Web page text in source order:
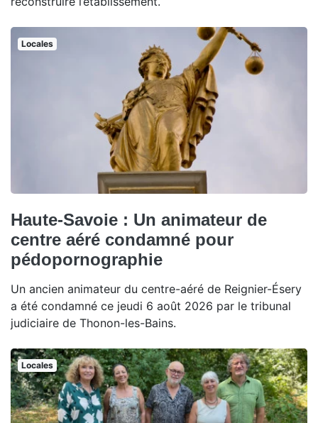
Locales
Haute-Savoie : Un animateur de
centre aéré condamné pour
pédopornographie
Un ancien animateur du centre-aéré de Reignier-Ésery
a été condamné ce jeudi 6 août 2026 par le tribunal
judiciaire de Thonon-les-Bains.
Locales